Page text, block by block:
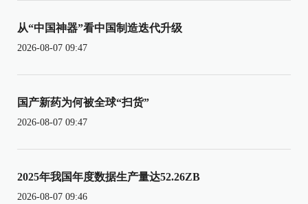
从“中国神器”看中国制造迭代升级
2026-08-07 09:47
国产新药为何被全球“扫货”
2026-08-07 09:47
2025年我国年度数据生产量达52.26ZB
2026-08-07 09:46